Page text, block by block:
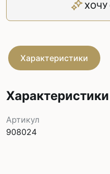
ХОЧУ
Характеристики
Характеристики
Артикул
908024